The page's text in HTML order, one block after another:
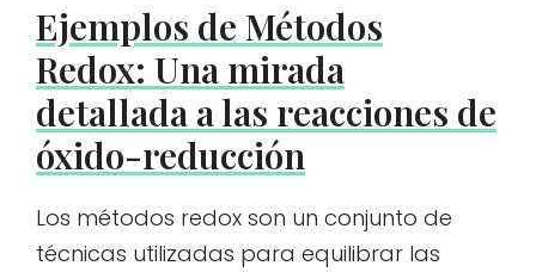
Ejemplos de Métodos
Redox: Una mirada
detallada a las reacciones de
óxido-reducción
Los métodos redox son un conjunto de
técnicas utilizadas para equilibrar las